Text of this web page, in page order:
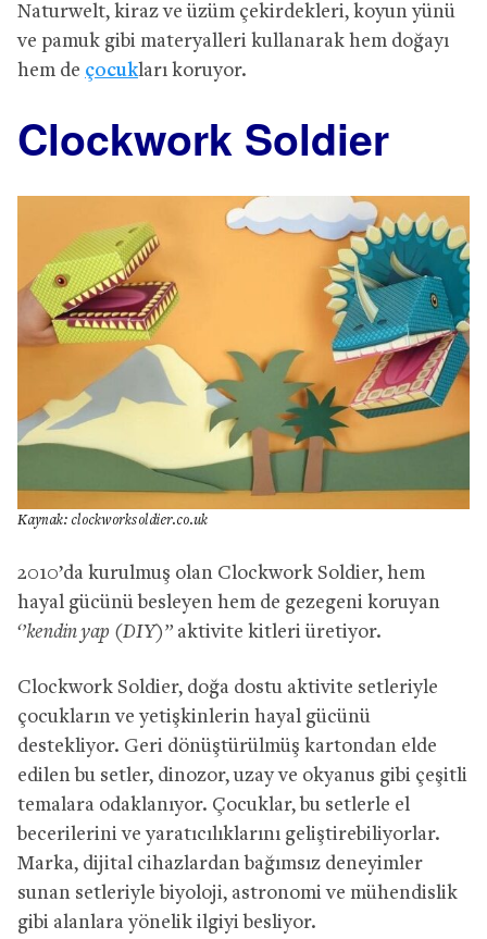
Naturwelt, kiraz ve üzüm çekirdekleri, koyun yünü
ve pamuk gibi materyalleri kullanarak hem doğayı
hem de çocukları koruyor.
Clockwork Soldier
Kaynak: clockworksoldier.co.uk
2010’da kurulmuş olan Clockwork Soldier, hem
hayal gücünü besleyen hem de gezegeni koruyan
‘’kendin yap (DIY)’’ aktivite kitleri üretiyor.
Clockwork Soldier, doğa dostu aktivite setleriyle
çocukların ve yetişkinlerin hayal gücünü
destekliyor. Geri dönüştürülmüş kartondan elde
edilen bu setler, dinozor, uzay ve okyanus gibi çeşitli
temalara odaklanıyor. Çocuklar, bu setlerle el
becerilerini ve yaratıcılıklarını geliştirebiliyorlar.
Marka, dijital cihazlardan bağımsız deneyimler
sunan setleriyle biyoloji, astronomi ve mühendislik
gibi alanlara yönelik ilgiyi besliyor.